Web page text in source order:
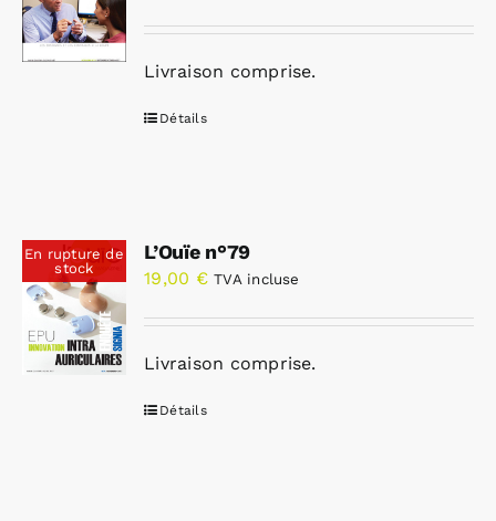
Livraison comprise.
Détails
En rupture de
stock
L’Ouïe n°79
19,00 € TVA incluse
Livraison comprise.
Détails